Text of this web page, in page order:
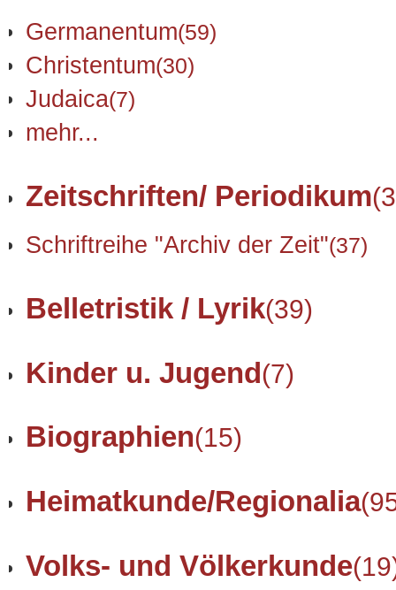
Germanentum(59)
Christentum(30)
Judaica(7)
mehr...
Zeitschriften/ Periodikum
Schriftreihe "Archiv der Zeit"(37)
Belletristik / Lyrik(39)
Kinder u. Jugend(7)
Biographien(15)
Heimatkunde/Regionalia
Volks- und Völkerkunde